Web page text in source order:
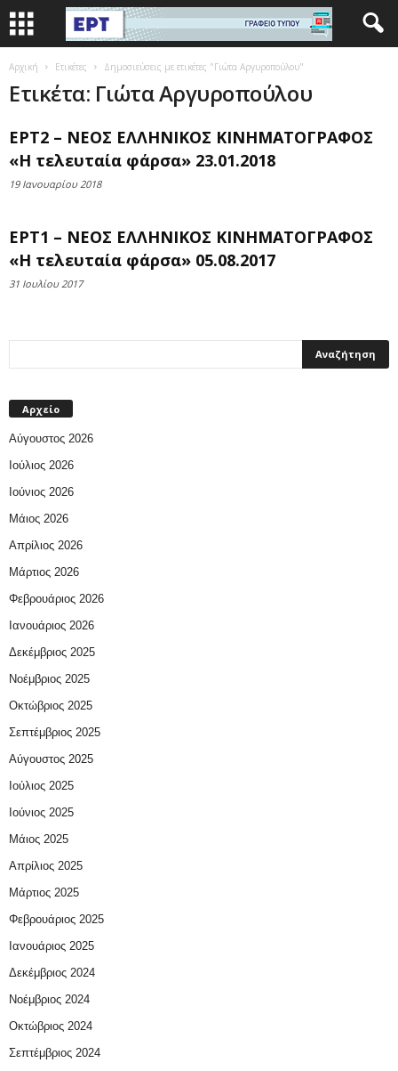
Αρχική Ετικέτες Δημοσιεύσεις με ετικέτες "Γιώτα Αργυροπούλου"
Ετικέτα: Γιώτα Αργυροπούλου
ΕΡΤ2 – ΝΕΟΣ ΕΛΛΗΝΙΚΟΣ ΚΙΝΗΜΑΤΟΓΡΑΦΟΣ
«Η τελευταία φάρσα» 23.01.2018
19 Ιανουαρίου 2018
ΕΡΤ1 – ΝΕΟΣ ΕΛΛΗΝΙΚΟΣ ΚΙΝΗΜΑΤΟΓΡΑΦΟΣ
«Η τελευταία φάρσα» 05.08.2017
31 Ιουλίου 2017
Αρχείο
Αύγουστος 2026
Ιούλιος 2026
Ιούνιος 2026
Μάιος 2026
Απρίλιος 2026
Μάρτιος 2026
Φεβρουάριος 2026
Ιανουάριος 2026
Δεκέμβριος 2025
Νοέμβριος 2025
Οκτώβριος 2025
Σεπτέμβριος 2025
Αύγουστος 2025
Ιούλιος 2025
Ιούνιος 2025
Μάιος 2025
Απρίλιος 2025
Μάρτιος 2025
Φεβρουάριος 2025
Ιανουάριος 2025
Δεκέμβριος 2024
Νοέμβριος 2024
Οκτώβριος 2024
Σεπτέμβριος 2024